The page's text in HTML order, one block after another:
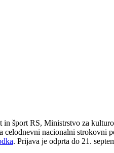
in šport RS, Ministrstvo za
nacionalni strokovni
. Prijava je odprta do 21.